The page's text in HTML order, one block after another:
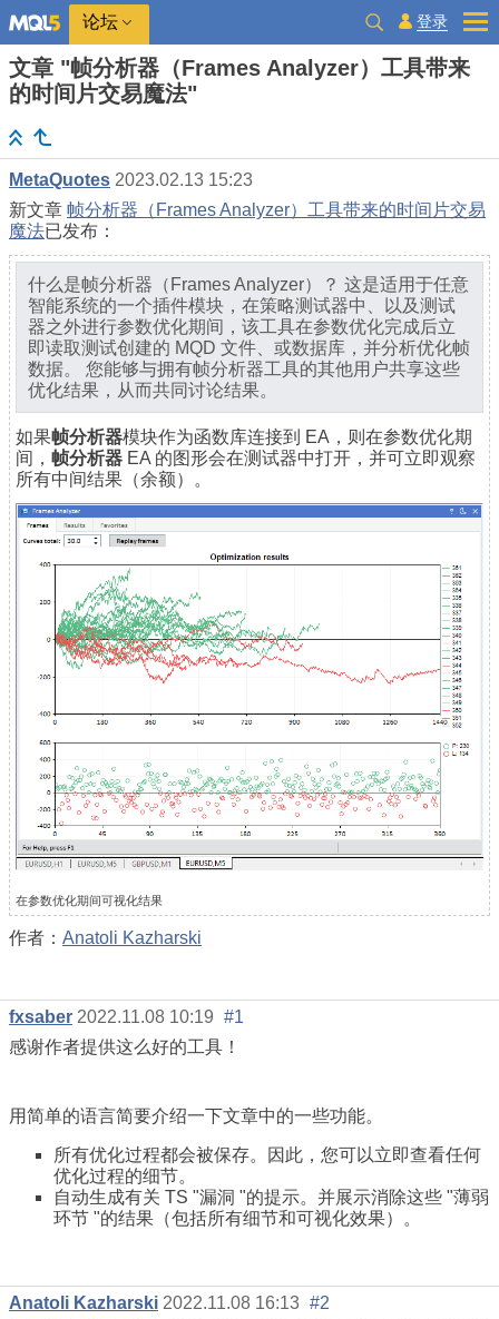
论坛 登录
文章 "帧分析器（Frames Analyzer）工具带来
的时间片交易魔法"
MetaQuotes 2023.02.13 15:23
新文章 帧分析器（Frames Analyzer）工具带来的时间片交易
魔法已发布：
什么是帧分析器（Frames Analyzer）？ 这是适用于任意
智能系统的一个插件模块，在策略测试器中、以及测试
器之外进行参数优化期间，该工具在参数优化完成后立
即读取测试创建的 MQD 文件、或数据库，并分析优化帧
数据。 您能够与拥有帧分析器工具的其他用户共享这些
优化结果，从而共同讨论结果。
如果帧分析器模块作为函数库连接到 EA，则在参数优化期
间， 帧分析器 EA 的图形会在测试器中打开，并可立即观察
所有中间结果（余额）。
在参数优化期间可视化结果
作者： Anatoli Kazharski
fxsaber 2022.11.08 10:19 #1
感谢作者提供这么好的工具！
用简单的语言简要介绍一下文章中的一些功能。
所有优化过程都会被保存。因此，您可以立即查看任何
优化过程的细节。
自动生成有关 TS "漏洞 "的提示。并展示消除这些 "薄弱
环节 "的结果（包括所有细节和可视化效果）。
Anatoli Kazharski 2022.11.08 16:13 #2